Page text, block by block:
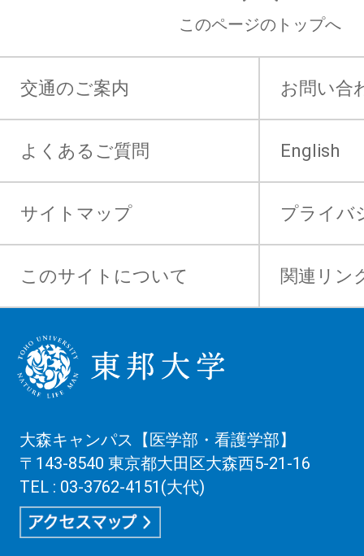
このページのトップへ
交通のご案内 お問い合
よくあるご質問 English
サイトマップ プライバ
このサイトについて 関連リン
大森キャンパス【医学部・看護学部】
〒143-8540 東京都大田区大森西5-21-16
TEL : 03-3762-4151(大代)